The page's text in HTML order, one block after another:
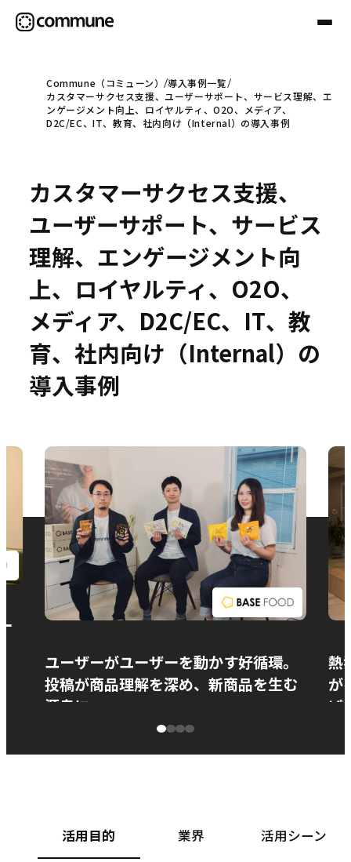
Communeについて
事例
セミナー
お役立ち情報
Commune（コミューン）
導入事例一覧
カスタマーサクセス支援、ユーザーサポート、サービス理解、エ
ンゲージメント向上、ロイヤルティ、O2O、メディア、
D2C/EC、IT、教育、社内向け（Internal）の導入事例
カスタマーサクセス支援、
ユーザーサポート、サービス
理解、エンゲージメント向
上、ロイヤルティ、O2O、
メディア、D2C/EC、IT、教
育、社内向け（Internal）の
導入事例
ユーザーがユーザーを動かす好循環。
投稿が商品理解を深め、新商品を生む
源泉に
熱
が
ぱ
活用目的 業界 活用シーン